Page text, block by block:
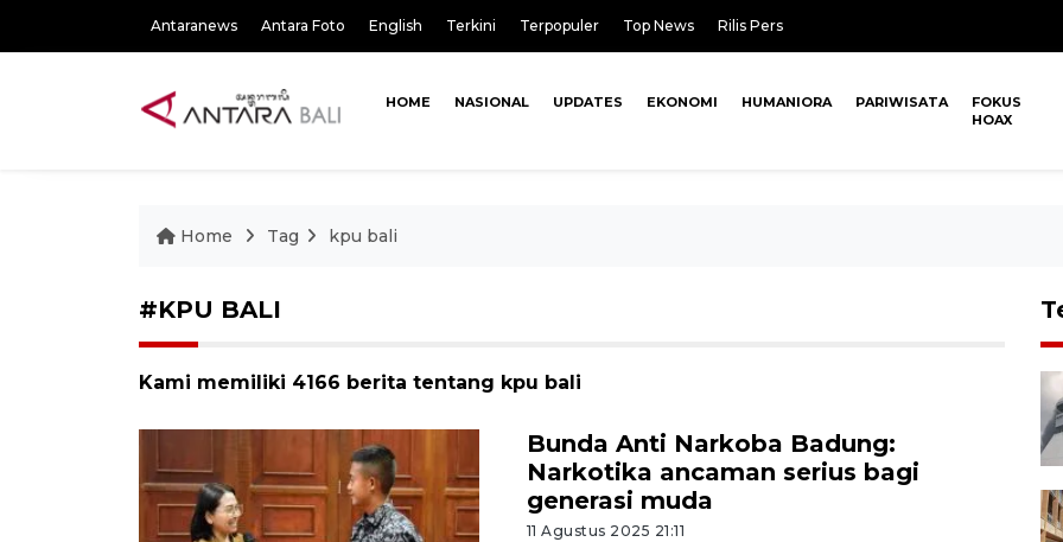
Antaranews Antara Foto English Terkini Terpopuler Top News Rilis Pers
HOME NASIONAL UPDATES EKONOMI HUMANIORA PARIWISATA
FOKUS
HOAX
Home Tag kpu bali
#KPU BALI
Kami memiliki 4166 berita tentang kpu bali
Bunda Anti Narkoba Badung:
Narkotika ancaman serius bagi
generasi muda
11 Agustus 2025 21:11